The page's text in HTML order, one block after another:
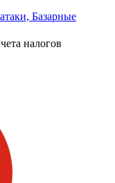
Базарные
налогов